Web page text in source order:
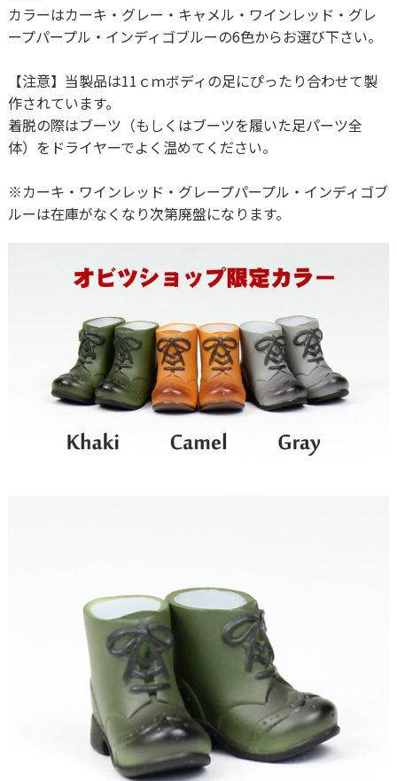
カラーはカーキ・グレー・キャメル・ワインレッド・グレ
ープパープル・インディゴブルーの6色からお選び下さい。
【注意】当製品は11ｃｍボディの足にぴったり合わせて製
作されています。
着脱の際はブーツ（もしくはブーツを履いた足パーツ全
体）をドライヤーでよく温めてください。
※カーキ・ワインレッド・グレープパープル・インディゴブ
ルーは在庫がなくなり次第廃盤になります。